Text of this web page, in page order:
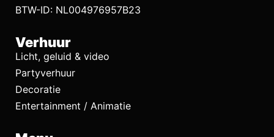
BTW-ID: NL004976957B23
Verhuur
Licht, geluid & video
Partyverhuur
Decoratie
Entertainment / Animatie